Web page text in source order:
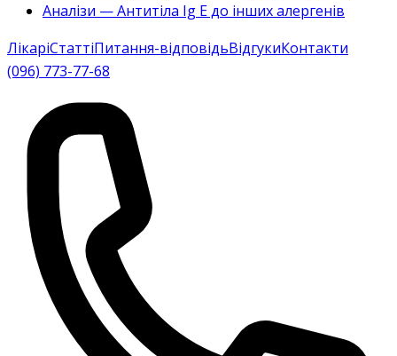
Аналізи — Антитіла Ig E до інших алергенів
ЛікаріСтаттіПитання-відповідьВідгукиКонтакти
(096) 773-77-68